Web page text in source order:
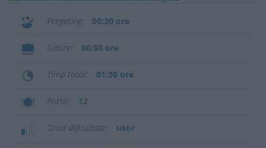
Pregatire 00:30 ore
Gatire 00:50 ore
Timp total 01:20 ore
Portii 12
Grad dificultate usor